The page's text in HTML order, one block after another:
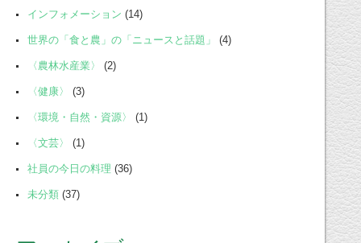
インフォメーション (14)
世界の「食と農」の「ニュースと話題」 (4)
〈農林水産業〉 (2)
〈健康〉 (3)
〈環境・自然・資源〉 (1)
〈文芸〉 (1)
社員の今日の料理 (36)
未分類 (37)